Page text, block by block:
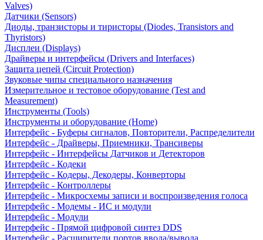
Valves)
Датчики (Sensors)
Диоды, транзисторы и тиристоры (Diodes, Transistors and
Thyristors)
Дисплеи (Displays)
Драйверы и интерфейсы (Drivers and Interfaces)
Защита цепей (Circuit Protection)
Звуковые чипы специального назначения
Измерительное и тестовое оборудование (Test and
Measurement)
Инструменты (Tools)
Инструменты и оборудование (Home)
Интерфейс - Буферы сигналов, Повторители, Распределители
Интерфейс - Драйверы, Приемники, Трансиверы
Интерфейс - Интерфейсы Датчиков и Детекторов
Интерфейс - Кодеки
Интерфейс - Кодеры, Декодеры, Конверторы
Интерфейс - Контроллеры
Интерфейс - Микросхемы записи и воспроизведения голоса
Интерфейс - Модемы - ИС и модули
Интерфейс - Модули
Интерфейс - Прямой цифровой синтез DDS
Интерфейс - Расширители портов ввода/вывода